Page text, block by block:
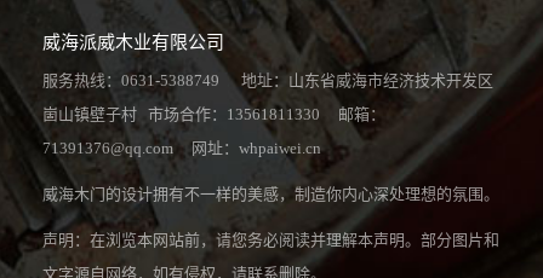
威海派威木业有限公司
服务热线：0631-5388749 地址：山东省威海市经济技术开发区
崮山镇壁子村 市场合作：13561811330 邮箱：
71391376@qq.com 网址： whpaiwei.cn
威海木门的设计拥有不一样的美感，制造你内心深处理想的氛围。
声明：在浏览本网站前，请您务必阅读并理解本声明。部分图片和
文字源自网络，如有侵权，请联系删除。